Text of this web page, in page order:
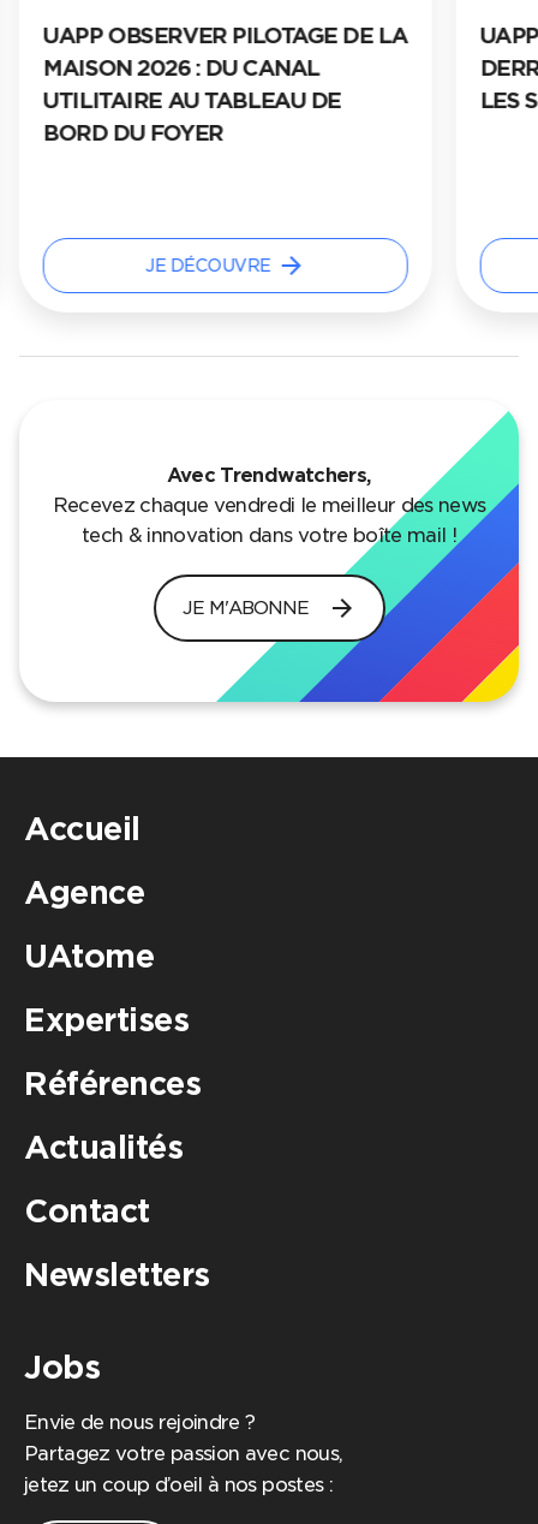
UAPP OBSERVER PILOTAGE DE LA
MAISON 2026 : DU CANAL
UTILITAIRE AU TABLEAU DE
BORD DU FOYER
JE DÉCOUVRE arrow_forward
LES
Avec Trendwatchers,
Recevez chaque vendredi le meilleur des news
tech & innovation dans votre boîte mail !
JE M'ABONNE arrow_forward
Accueil
Agence
UAtome
Expertises
Références
Actualités
Contact
Newsletters
Jobs
Envie de nous rejoindre ?
Partagez votre passion avec nous,
jetez un coup d’oeil à nos postes :